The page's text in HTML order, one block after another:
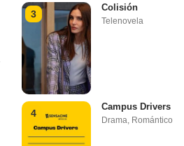
3
Colisión
Telenovela
4
Campus Drivers
Drama Romántico